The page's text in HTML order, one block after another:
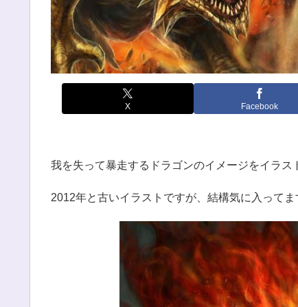
X Facebook
我を失って暴走するドラゴンのイメージをイラス
2012年と古いイラストですが、結構気に入ってま